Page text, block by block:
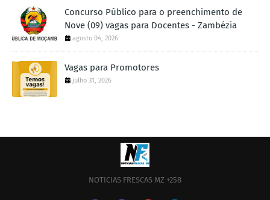
Concurso Público para o preenchimento de
Nove (09) vagas para Docentes - Zambézia
agosto 04, 2026
Vagas para Promotores
julho 31, 2026
NOTICIAS FRESCAS MZ +258